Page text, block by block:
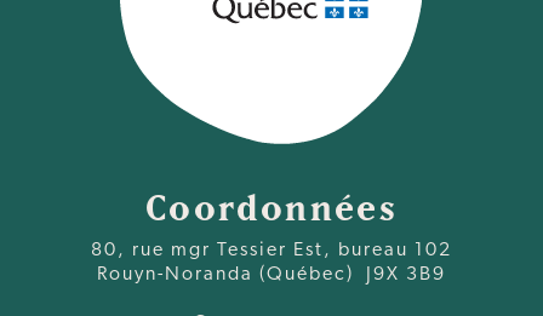
Coordonnées
80, rue mgr Tessier Est, bureau 102
Rouyn-Noranda (Québec) J9X 3B9